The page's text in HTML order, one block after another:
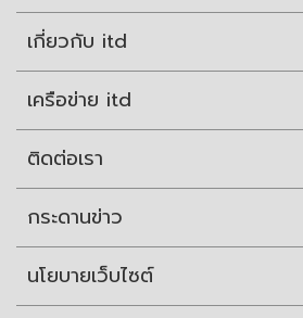
เกี่ยวกับ itd
เครือข่าย itd
ติดต่อเรา
กระดานข่าว
นโยบายเว็บไซต์